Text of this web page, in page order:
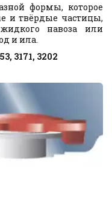
формы, которое
и твёрдые частицы,
навоза или
и ила.
3171, 3202